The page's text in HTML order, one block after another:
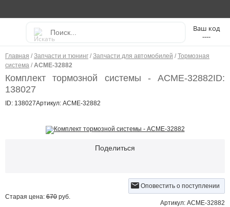
----
Главная / Запчасти и тюнинг / Запчасти для автомобилей / Тормозная
система / ACME-32882
Комплект тормозной системы - ACME-32882ID:
138027
ID: 138027Артикул: ACME-32882
Поделиться
Оповестить о поступлении
Старая цена: 670 руб.
Артикул: ACME-32882